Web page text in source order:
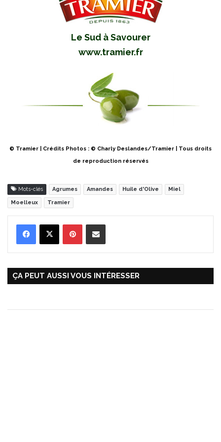
Le Sud à Savourer
www.tramier.fr
© Tramier | Crédits Photos : © Charly Deslandes/Tramier | Tous droits
de reproduction réservés
Mots-clés Agrumes Amandes Huile d'Olive Miel
Moelleux Tramier
ÇA PEUT AUSSI VOUS INTÉRESSER